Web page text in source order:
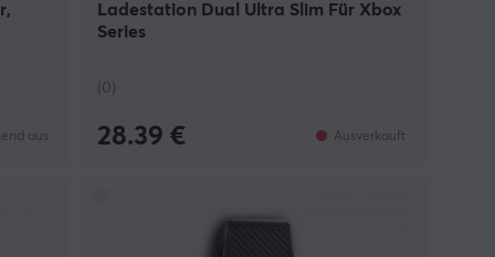
aus
Ladestation Dual Ultra Slim Für Xbox
Series
(0)
28.39 € Ausverkauft